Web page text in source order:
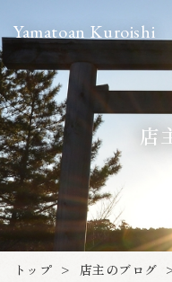
Yamatoan Kuroishi
店
トップ > 店主のブログ